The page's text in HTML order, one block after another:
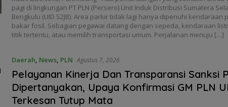
pagi di lingkungan PT PLN (Persero) Unit Induk Distribusi Sumatera
Bengkulu (UID S2JB). Area parkir tidak lagi hanya dipenuhi kendaraan
bakar fosil. Sebagian pegawai datang dengan sepeda, kendaraan
titik tertentu, atau memilih transportasi umum. Perjalanan menuju […]
Daerah News PLN Agustus 7, 2026
Pelayanan Kinerja Dan Transparansi Sanksi
Dipertanyakan, Upaya Konfirmasi GM PLN
Terkesan Tutup Mata